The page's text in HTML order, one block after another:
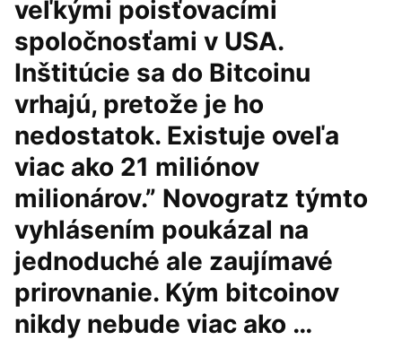
veľkými poisťovacími
spoločnosťami v USA.
Inštitúcie sa do Bitcoinu
vrhajú, pretože je ho
nedostatok. Existuje oveľa
viac ako 21 miliónov
milionárov.” Novogratz týmto
vyhlásením poukázal na
jednoduché ale zaujímavé
prirovnanie. Kým bitcoinov
nikdy nebude viac ako …